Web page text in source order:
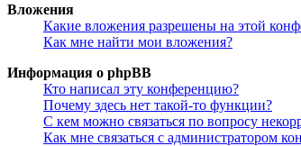
Вложения
Какие вложения разрешены на этой
Как мне найти мои вложения?
Информация о phpBB
Кто написал эту конференцию?
Почему здесь нет такой-то функции?
С кем можно связаться по вопросу
Как мне связаться с администратором